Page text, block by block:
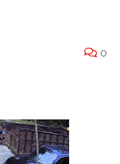
0